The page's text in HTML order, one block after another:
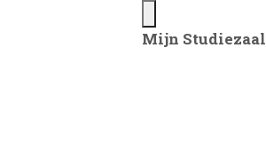
Mijn Studiezaal